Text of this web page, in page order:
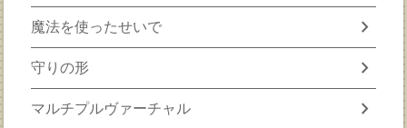
魔法を使ったせいで chevron_right
守りの形 chevron_right
マルチプルヴァーチャル chevron_right